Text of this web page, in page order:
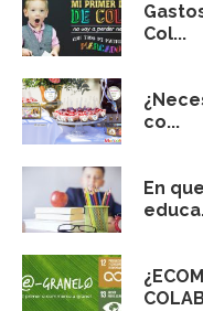
Col...
co...
En